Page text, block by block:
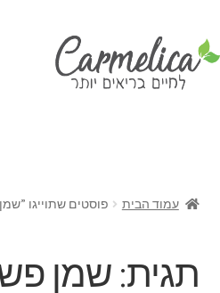
עמוד הבית פוסטים שתוייגו
תגית: שמן